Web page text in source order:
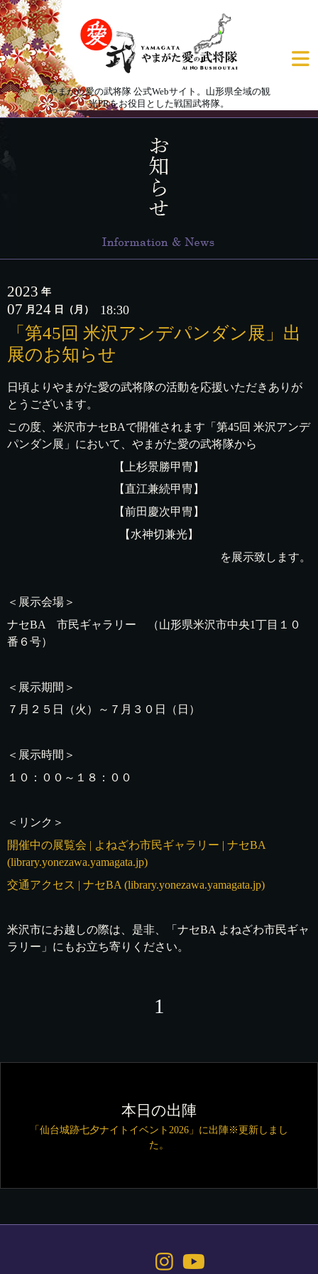
やまがた愛の武将隊 公式Webサイト。山形県全域の観
光PRをお役目とした戦国武将隊。
2023 年
07 月 24 日 （月） 18:30
「第45回 米沢アンデパンダン展」出
展のお知らせ
日頃よりやまがた愛の武将隊の活動を応援いただきありが
とうございます。
この度、米沢市ナセBAで開催されます「第45回 米沢アンデ
パンダン展」において、やまがた愛の武将隊から
【上杉景勝甲冑】
【直江兼続甲冑】
【前田慶次甲冑】
【水神切兼光】
を展示致します。
＜展示会場＞
ナセBA 市民ギャラリー （山形県米沢市中央1丁目１０
番６号）
＜展示期間＞
７月２５日（火）～７月３０日（日）
＜展示時間＞
１０：００～１８：００
＜リンク＞
開催中の展覧会 | よねざわ市民ギャラリー | ナセBA
(library.yonezawa.yamagata.jp)
交通アクセス | ナセBA (library.yonezawa.yamagata.jp)
米沢市にお越しの際は、是非、「ナセBA よねざわ市民ギャ
ラリー」にもお立ち寄りください。
1
本日の出陣
「仙台城跡七夕ナイトイベント2026」に出陣※更新しまし
た。